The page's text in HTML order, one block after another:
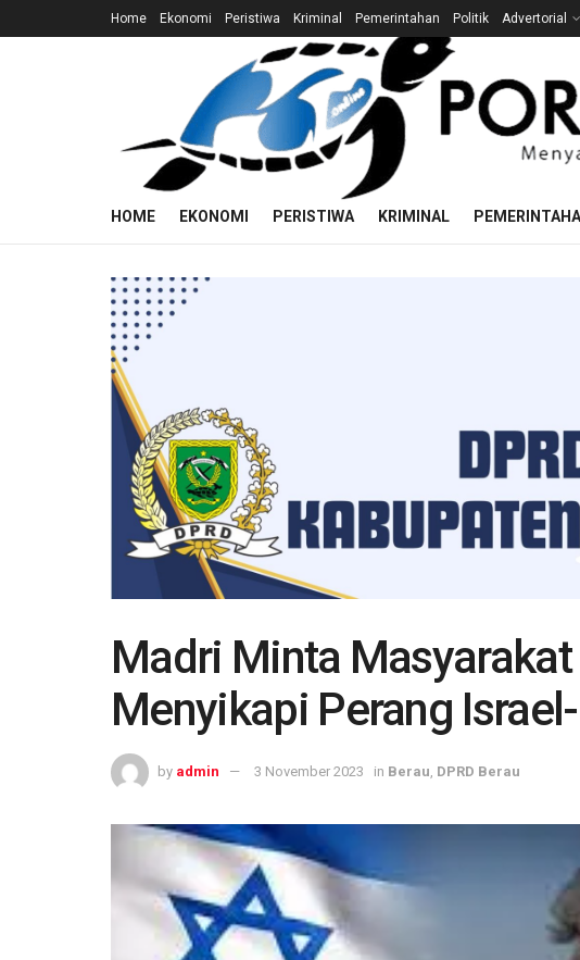
Home Ekonomi Peristiwa Kriminal Pemerintahan Politik Advertorial
HOME EKONOMI PERISTIWA KRIMINAL
Madri Minta
Menyikapi Perang
by admin 3 November 2023 in Berau, DPRD Berau